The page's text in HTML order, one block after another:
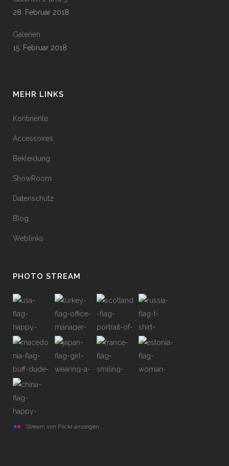
28. Februar 2018
Galerien
15. Februar 2018
MEHR LINKS
Kontinente
Accessoires
Bekleidung
ShowRoom
Datenschutz
Blog
Weblinks
PHOTO STREAM
Stream von Flickr anzeigen